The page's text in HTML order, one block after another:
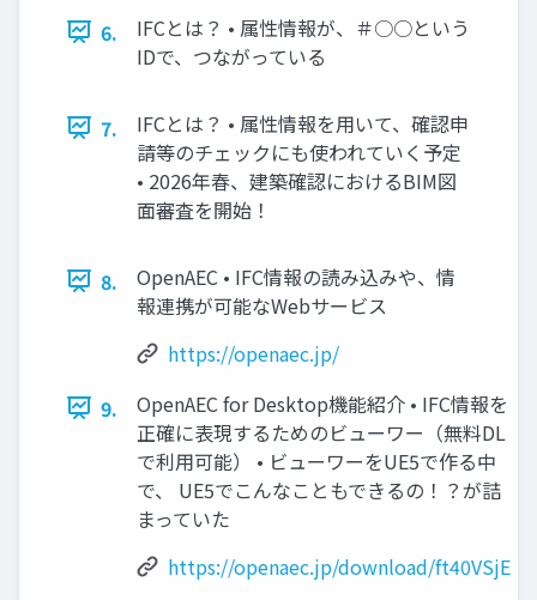
6.
IFCとは？ • 属性情報が、＃○○という
IDで、つながっている
7.
IFCとは？ • 属性情報を用いて、確認申
請等のチェックにも使われていく予定
• 2026年春、建築確認におけるBIM図
面審査を開始！
8.
OpenAEC • IFC情報の読み込みや、情
報連携が可能なWebサービス
https://openaec.jp/
9.
OpenAEC for Desktop機能紹介 • IFC情報を
正確に表現するためのビューワー（無料DL
で利用可能） • ビューワーをUE5で作る中
で、 UE5でこんなこともできるの！？が詰
まっていた
https://openaec.jp/download/ft40VSjE